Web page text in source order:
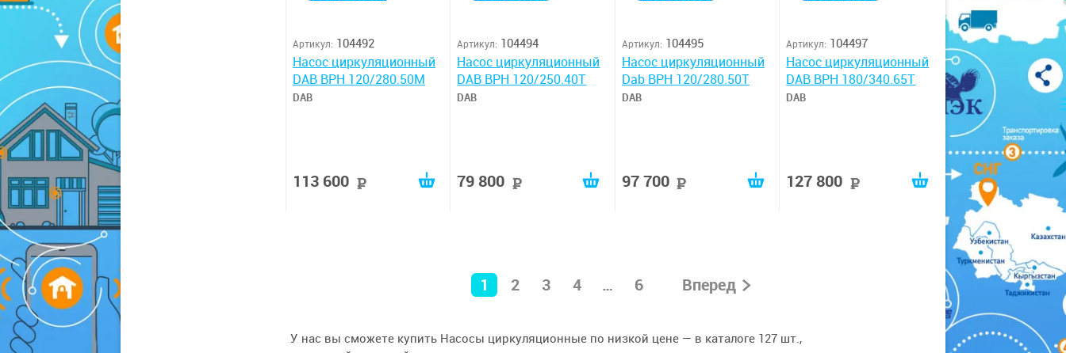
Артикул: 104492
Насос циркуляционный
DAB BPH 120/280.50M
DAB
113 600
Артикул: 104494
Насос циркуляционный
DAB BPH 120/250.40T
DAB
79 800
Артикул: 104495
Насос циркуляционный
Dab BPH 120/280.50T
DAB
97 700
Артикул: 104497
Насос циркуляционный
DAB BPH 180/340.65T
DAB
127 800
1 2 3 4 … 6 Вперед
У нас вы сможете купить Насосы циркуляционные по низкой цене — в каталоге 127 шт.,